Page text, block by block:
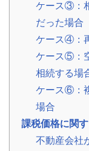
共
持
分・
き
家・
税
お
客
様
の
ケース③：
だった場合
ケース④：
ケース⑤：
相続する場
ケース⑥：
場合
課税価格に関
不動産会社